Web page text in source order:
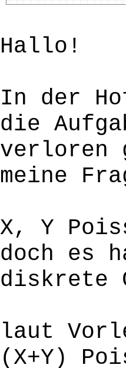
Hallo!
In der
die
verloren
meine
X, Y
doch es
diskrete
laut
(X+Y)